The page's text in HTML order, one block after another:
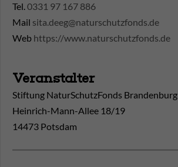
Tel.0331 97 167 886
Mail sita.deeg@naturschutzfonds.de
Web https://www.naturschutzfonds.de
Veranstalter
Stiftung NaturSchutzFonds Brandenburg
Heinrich-Mann-Allee 18/19
14473 Potsdam